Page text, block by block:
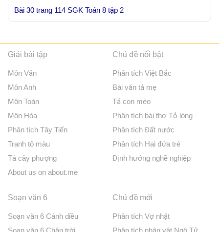
Bài 30 trang 114 SGK Toán 8 tập 2
Giải bài tập
Môn Văn
Môn Anh
Môn Toán
Môn Hóa
Phân tích Tây Tiến
Tranh tô màu
Tả cây phượng
About us on about.me
Chủ đề nổi bật
Phân tích Việt Bắc
Bài văn tả mẹ
Tả con mèo
Phân tích bài thơ Tỏ lòng
Phân tích Đất nước
Phân tích Hai đứa trẻ
Định hướng nghề nghiệp
Soạn văn 6
Soạn văn 6 Cánh diều
Soạn văn 6 Chân trời
Chủ đề mới
Phân tích Vợ nhặt
Phân tích nhân vật Ngô Tử